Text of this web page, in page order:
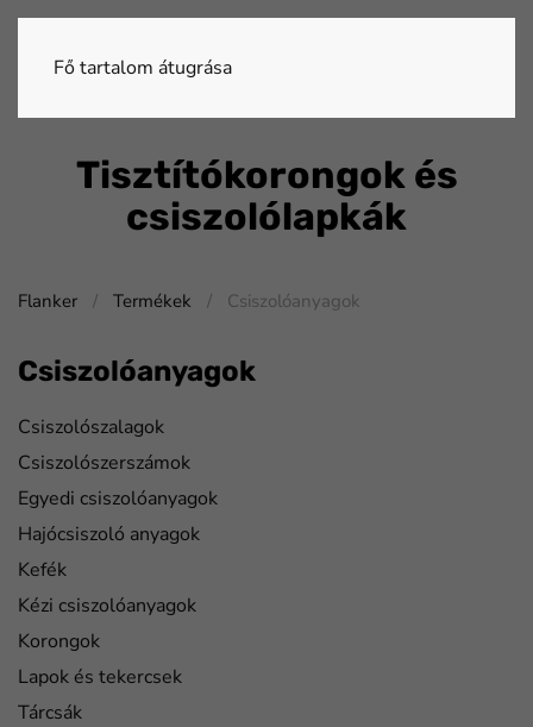
Fő tartalom átugrása
Tisztítókorongok és
csiszolólapkák
Flanker Termékek Csiszolóanyagok
Csiszolóanyagok
Csiszolószalagok
Csiszolószerszámok
Egyedi csiszolóanyagok
Hajócsiszoló anyagok
Kefék
Kézi csiszolóanyagok
Korongok
Lapok és tekercsek
Tárcsák